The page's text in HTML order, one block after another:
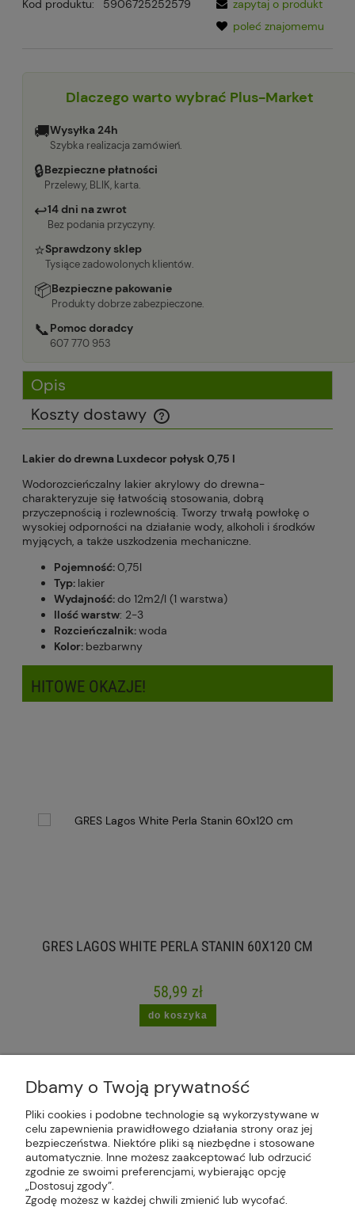
Kod produktu: 5906725252579
zapytaj o produkt
poleć znajomemu
Dlaczego warto wybrać Plus-Market
🚚Wysyłka 24h
Szybka realizacja zamówień.
🔒Bezpieczne płatności
Przelewy, BLIK, karta.
↩14 dni na zwrot
Bez podania przyczyny.
⭐Sprawdzony sklep
Tysiące zadowolonych klientów.
📦Bezpieczne pakowanie
Produkty dobrze zabezpieczone.
📞Pomoc doradcy
607 770 953
Opis
Koszty dostawy
Cena nie zawiera ewentualnych kosztów płatności
Lakier do drewna Luxdecor połysk 0,75 l
Wodorozcieńczalny lakier akrylowy do drewna-
charakteryzuje się łatwością stosowania, dobrą
przyczepnością i rozlewnością. Tworzy trwałą powłokę o
wysokiej odporności na działanie wody, alkoholi i środków
myjących, a także uszkodzenia mechaniczne.
Pojemność:0,75l
Typ: lakier
Wydajność:do 12m2/l (1 warstwa)
Ilość warstw: 2-3
Rozcieńczalnik:woda
Kolor: bezbarwny
HITOWE OKAZJE!
GRES LAGOS WHITE PERLA STANIN 60X120 CM
58,99 zł
do koszyka
Plus Market Sp. z o.o. | Zakręcie 2K, 22-300
Krasnystaw, woj. lubelskie | sklep@plus-market.pl
| tel: 607 770 953 | NIP: 5170405164
Dbamy o Twoją prywatność
Pliki cookies i podobne technologie są wykorzystywane w
celu zapewnienia prawidłowego działania strony oraz jej
bezpieczeństwa. Niektóre pliki są niezbędne i stosowane
automatycznie. Inne możesz zaakceptować lub odrzucić
zgodnie ze swoimi preferencjami, wybierając opcję
„Dostosuj zgody”.
Zgodę możesz w każdej chwili zmienić lub wycofać.